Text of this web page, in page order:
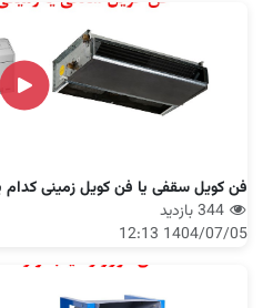
فن کویل سقفی یا فن کویل زمینی
344 بازدید
1404/07/05 12:13